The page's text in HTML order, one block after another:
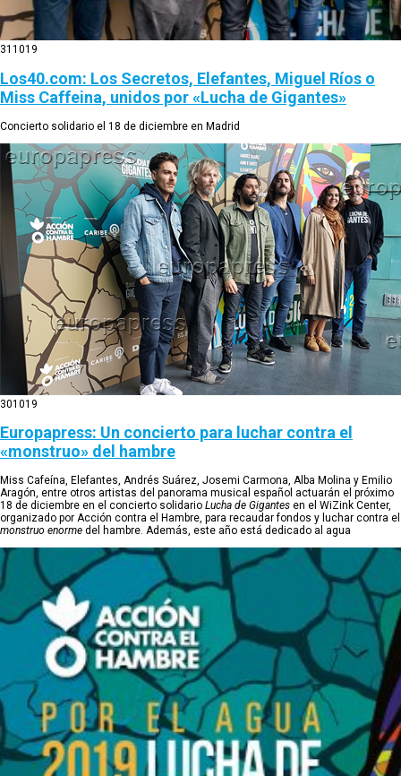
31 1019
Los40.com: Los Secretos, Elefantes, Miguel Ríos o
Miss Caffeina, unidos por «Lucha de Gigantes»
Concierto solidario el 18 de diciembre en Madrid
301019
Europapress: Un concierto para luchar contra el
«monstruo» del hambre
Miss Cafeína, Elefantes, Andrés Suárez, Josemi Carmona, Alba Molina y Emilio
Aragón, entre otros artistas del panorama musical español actuarán el próximo
18 de diciembre en el concierto solidario Lucha de Gigantes en el WiZink Center,
organizado por Acción contra el Hambre, para recaudar fondos y luchar contra el
monstruo enorme del hambre. Además, este año está dedicado al agua